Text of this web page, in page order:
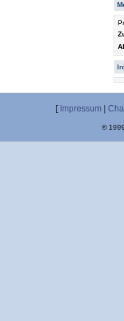
[ Impressum
©